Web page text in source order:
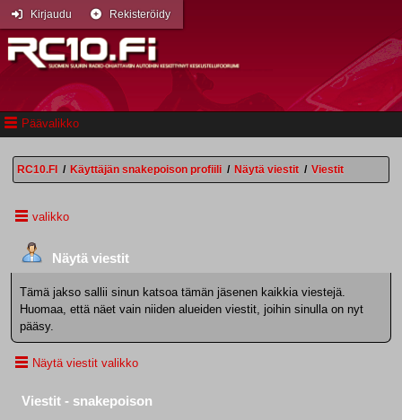
Päävalikko
Kirjaudu Rekisteröidy
RC10.FI / Käyttäjän snakepoison profiili / Näytä viestit / Viestit
valikko
Näytä viestit
Tämä jakso sallii sinun katsoa tämän jäsenen kaikkia viestejä.
Huomaa, että näet vain niiden alueiden viestit, joihin sinulla on nyt
pääsy.
Näytä viestit valikko
Viestit - snakepoison